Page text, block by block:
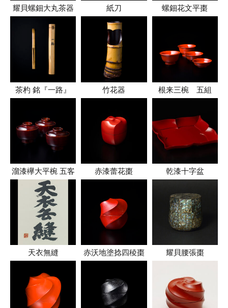
耀貝螺鈿大丸茶器 紙刀 螺鈿花文平棗
茶杓 銘『一路』 竹花器 根来三椀 五組
溜漆欅大平椀 五客 赤漆蕾花棗 乾漆十字盆
天衣無縫 赤沃地塗捻四稜棗 耀貝腰張棗